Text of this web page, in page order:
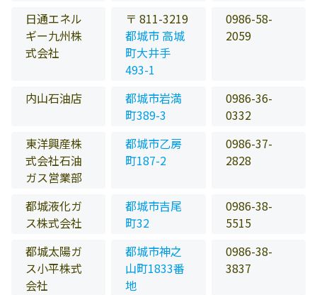
日通エネル
ギー九州株
式会社
〒 811-3219
都城市 高城
町大井手
493-1
0986-58-
2059
内山石油店
都城市岩満
町389-3
0986-36-
0332
東洋興産株
式会社石油
ガス営業部
都城市乙房
町187-2
0986-37-
2828
都城液化ガ
ス株式会社
都城市吉尾
町32
0986-38-
5515
都城太陽ガ
ス小平株式
会社
都城市神之
山町1833番
地
0986-38-
3837